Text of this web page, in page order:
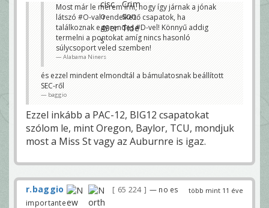
Most már le merem írni, hogy így járnak a jónak
látszó #O-val rendelkező csapatok, ha
találkoznak egy rendes #D-vel! Könnyű addig
termelni a pontokat amíg nincs hasonló
súlycsoport veled szemben!
Alabama Niners
és ezzel mindent elmondtál a bámulatosnak beállított
SEC-ről
baggio
Ezzel inkább a PAC-12, BIG12 csapatokat
szólom le, mint Oregon, Baylor, TCU, mondjuk
most a Miss St vagy az Auburnre is igaz.
több mint 11 éve
r.baggio 65 224
— no es
importante